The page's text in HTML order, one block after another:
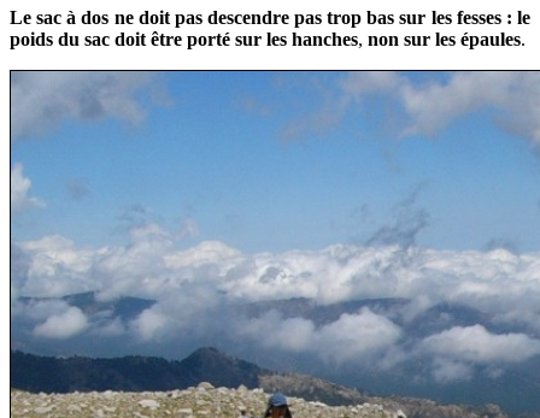
Le sac à dos ne doit pas descendre pas trop bas sur les fesses : le
poids du sac doit être porté sur les hanches, non sur les épaules.